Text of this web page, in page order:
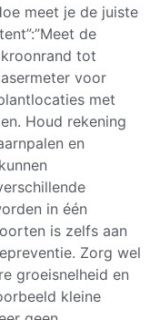
meet je de juiste
de
tot
voor
met
Houd rekening
en
in één
is zelfs aan
Zorg wel
groeisnelheid en
kleine